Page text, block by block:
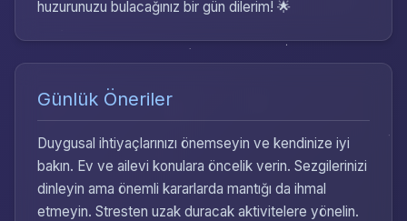
huzurunuzu bulacağınız bir gün dilerim! 🌟
Günlük Öneriler
Duygusal ihtiyaçlarınızı önemseyin ve kendinize iyi
bakın. Ev ve ailevi konulara öncelik verin. Sezgilerinizi
dinleyin ama önemli kararlarda mantığı da ihmal
etmeyin. Stresten uzak duracak aktivitelere yönelin.